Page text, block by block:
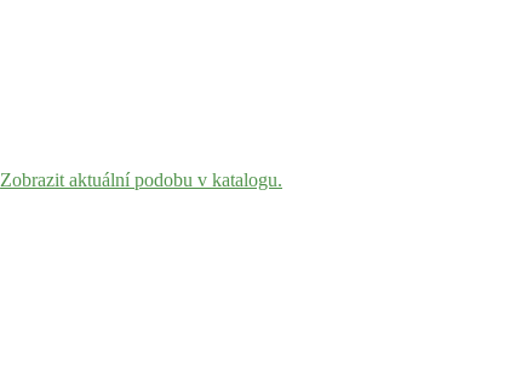
Zobrazit aktuální podobu v katalogu.